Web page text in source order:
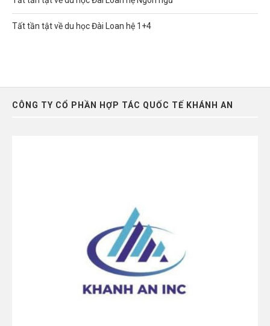
Tất tần tật về du học Đài Loan hệ 1+4
CÔNG TY CỔ PHẦN HỢP TÁC QUỐC TẾ KHÁNH AN